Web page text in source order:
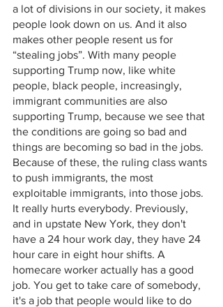
a lot of divisions in our society, it makes
people look down on us. And it also
makes other people resent us for
“stealing jobs”. With many people
supporting Trump now, like white
people, black people, increasingly,
immigrant communities are also
supporting Trump, because we see that
the conditions are going so bad and
things are becoming so bad in the jobs.
Because of these, the ruling class wants
to push immigrants, the most
exploitable immigrants, into those jobs.
It really hurts everybody. Previously,
and in upstate New York, they don't
have a 24 hour work day, they have 24
hour care in eight hour shifts. A
homecare worker actually has a good
job. You get to take care of somebody,
it's a job that people would like to do